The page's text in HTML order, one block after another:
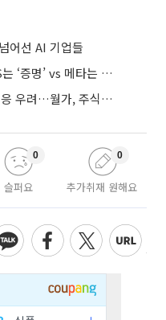
어선 AI 기업들
AI 투자에서 수익 경쟁으로⋯MS는 ‘증명’ vs 메타는 ‘숙제’
연준 금리 동결에 인플레 늦장 대응 우려…월가, 주식도 채권도 던졌다
슬퍼요
0
추가취재 원해요
0